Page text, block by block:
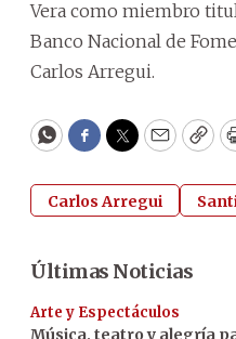
Vera como miembro
Banco Nacional de
Carlos Arregui.
WhatsApp
Facebook
Twitter
Email
Carlos Arregui
Últimas Noticias
Arte y Espectáculos
Música, teatro y alegría